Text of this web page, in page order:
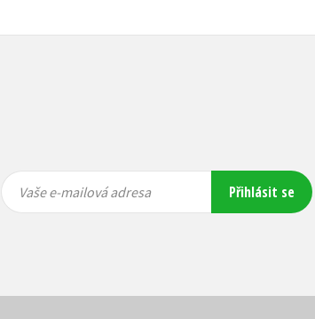
mailová
mailová
Vaše e-mailová adresa Přihlásit se